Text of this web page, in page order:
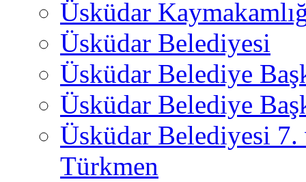
Üsküdar
Üsküdar Belediyesi
Üsküdar Belediye
Üsküdar Belediye
Üsküdar Belediyesi
Türkmen